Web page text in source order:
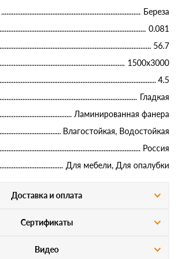
Береза
0.081
56.7
1500х3000
4.5
Гладкая
Ламинированная фанера
Влагостойкая, Водостойкая
Россия
Для мебели, Для опалубки
Доставка и оплата
Сертификаты
Видео